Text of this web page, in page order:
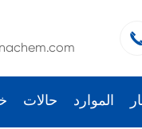
حالات الموارد